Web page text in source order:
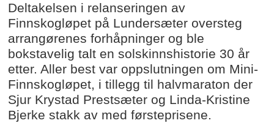
Deltakelsen i relanseringen av
Finnskogløpet på Lundersæter oversteg
arrangørenes forhåpninger og ble
bokstavelig talt en solskinnshistorie 30 år
etter. Aller best var oppslutningen om Mini-
Finnskogløpet, i tillegg til halvmaraton der
Sjur Krystad Prestsæter og Linda-Kristine
Bjerke stakk av med førsteprisene.